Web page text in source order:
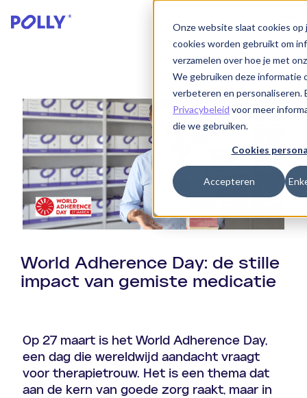
Onze website slaat cookies op
cookies worden gebruikt om
verzamelen over hoe je met
We gebruiken deze informatie
verbeteren en personaliseren.
Privacybeleid voor meer
die we gebruiken.
Cookies
Accepteren
World Adherence Day: de stille
impact van gemiste medicatie
Op 27 maart is het World Adherence Day,
een dag die wereldwijd aandacht vraagt
voor therapietrouw. Het is een thema dat
aan de kern van goede zorg raakt, maar in